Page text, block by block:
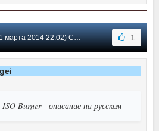
2014 22:02) Сообщение #3 1
ISO Burner - описание на русском